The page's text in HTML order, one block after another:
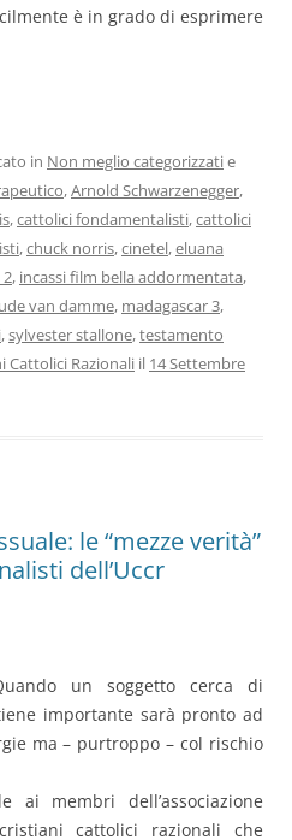
è in grado di esprimere
in Non meglio categorizzatie
,Arnold Schwarzenegger,
,cattolici fondamentalisti,cattolici
,chuck norris,cinetel,eluana
2, incassi film bella addormentata,
van damme, madagascar 3,
,sylvester stallone,testamento
Cattolici Razionali il 14 Settembre
le “mezze verità”
dell’Uccr
un soggetto cerca di
importante sarà pronto ad
ma – purtroppo – col rischio
ai membri dell’associazione
cattolici razionali che